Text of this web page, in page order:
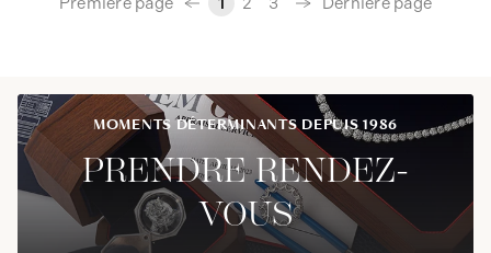
›
MOMENTS DÉTERMINANTS DEPUIS 1986
PRENDRE RENDEZ-
VOUS